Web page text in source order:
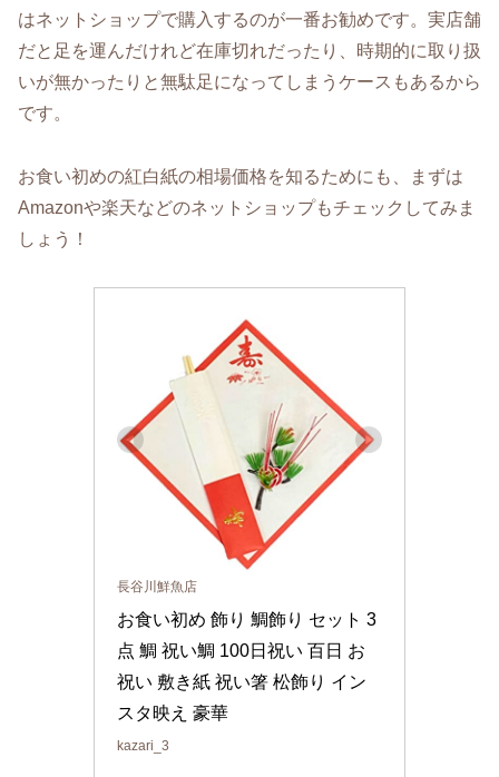
はネットショップで購入するのが一番お勧めです。実店舗
だと足を運んだけれど在庫切れだったり、時期的に取り扱
いが無かったりと無駄足になってしまうケースもあるから
です。
お食い初めの紅白紙の相場価格を知るためにも、まずは
Amazonや楽天などのネットショップもチェックしてみま
しょう！
長谷川鮮魚店
お食い初め 飾り 鯛飾り セット 3
点 鯛 祝い鯛 100日祝い 百日 お
祝い 敷き紙 祝い箸 松飾り イン
スタ映え 豪華
kazari_3